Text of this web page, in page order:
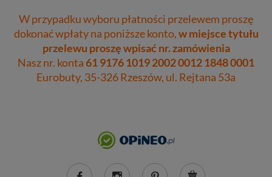
W przypadku wyboru płatności przelewem proszę
dokonać wpłaty na poniższe konto,w miejsce tytułu
przelewu proszę wpisać nr. zamówienia
Nasz nr. konta61 9176 1019 2002 0012 1848 0001
Eurobuty, 35-326 Rzeszów, ul. Rejtana 53a